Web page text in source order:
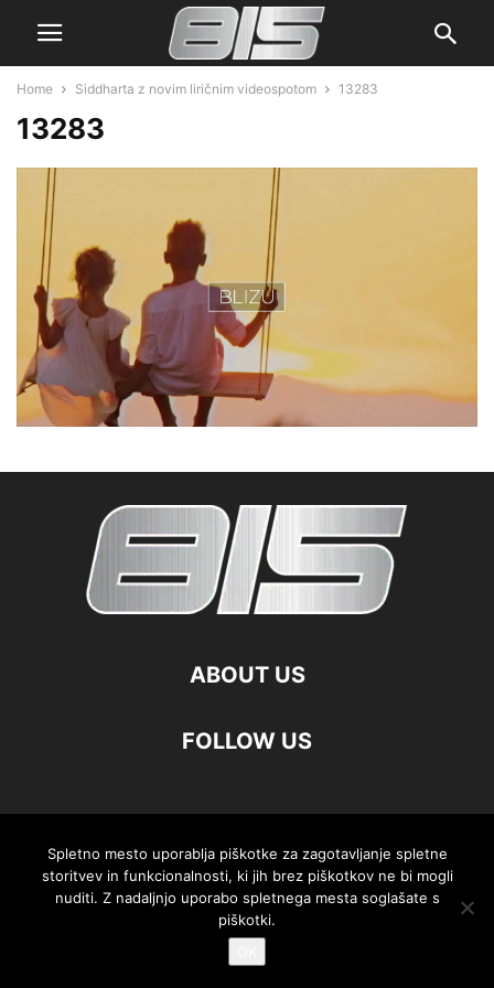
Home Siddharta z novim liričnim videospotom 13283
13283
ABOUT US
FOLLOW US
©
Spletno mesto uporablja piškotke za zagotavljanje spletne
storitvev in funkcionalnosti, ki jih brez piškotkov ne bi mogli
nuditi. Z nadaljnjo uporabo spletnega mesta soglašate s
piškotki.